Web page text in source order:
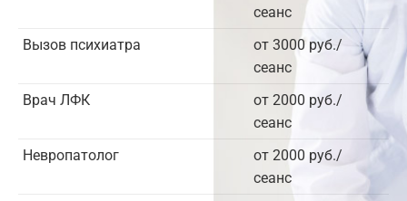
сеанс
Вызов психиатра
от 3000 руб./
сеанс
Врач ЛФК
от 2000 руб./
сеанс
Невропатолог
от 2000 руб./
сеанс